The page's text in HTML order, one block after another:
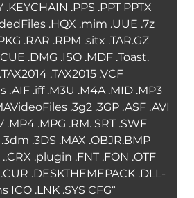
.KEYCHAIN ​​.PPS .PPT PPTX
.HQX .mim .UUE .7z
.RAR .RPM .sitx .TAR.GZ
.DMG .ISO .MDF .Toast.
.TAX2015 .VCF
.AIF .iff .M3U .M4A .MID .MP3
.3g2 .3GP .ASF .AVI
.MP4 .MPG .RM. SRT .SWF
.3DS .MAX .OBJR.BMP
..CRX .plugin .FNT .FON .OTF
.DESKTHEMEPACK .DLL-
ICO .LNK .SYS CFG“